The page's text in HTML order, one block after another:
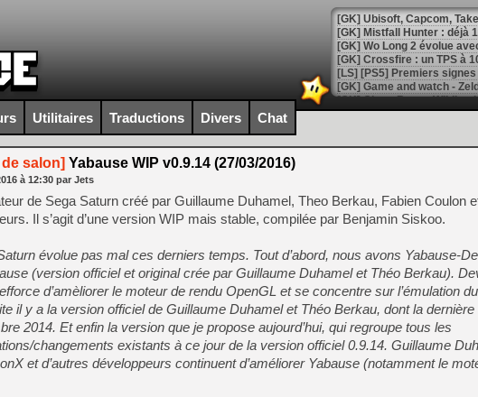
[GK] Mistfall Hunter : déjà
[GK] Wo Long 2 évolue
[GK] Crossfire : un TPS à
[LS] [PS5] Premiers
[Mo5] DOOM arrive en
[GK] Bethesda fête les 30
[GK] Roblox : l'action en
[GK] Agenda - GeForce
[GK] Devolver Digital en a
[LS] [PS5] ps5-y2jb-
[GK] Pourquoi Marvel
[GK] Test : Restory : Chill
[GK] GTA 6 : Rockstar
[GK] Hot Wheels Infinite
[GK] Mémoire cash -
[GK] Résultats Nintendo :
Utilitaires Traductions Divers Chat
salon] Yabause WIP v0.9.14 (27/03/2016)
à 12:30 par Jets
de Sega Saturn créé par Guillaume Duhamel, Theo Berkau, Fabien Coulon
Il s’agit d’une version WIP mais stable, compilée par Benjamin Siskoo.
évolue pas mal ces derniers temps. Tout d’abord, nous avons Yabause-
(version officiel et original crée par Guillaume Duhamel et Théo Berkau).
d’amèliorer le moteur de rendu OpenGL et se concentre sur l’émulation
il y a la version officiel de Guillaume Duhamel et Théo Berkau, dont la
2014. Et enfin la version que je propose aujourd’hui, qui regroupe tous les
changements existants à ce jour de la version officiel 0.9.14. Guillaume
et d’autres développeurs continuent d’améliorer Yabause (notamment le